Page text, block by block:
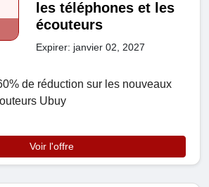
les téléphones et les
écouteurs
Expirer: janvier 02, 2027
de réduction sur les nouveaux
Ubuy
Voir l'offre